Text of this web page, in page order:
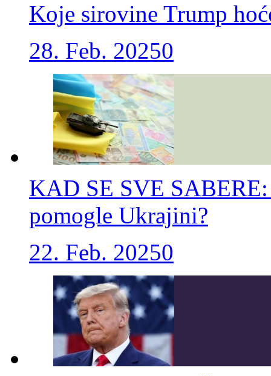
Koje sirovine Trump
28. Feb. 20250
KAD SE SVE
pomogle Ukrajini?
22. Feb. 20250